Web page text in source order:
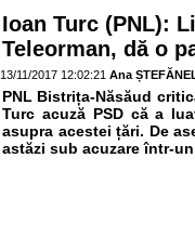
Ioan Turc (PNL):
Teleorman, dă o
13/11/2017 12:02:21 Ana
PNL Bistrița-Năsăud
Turc acuză PSD că a
asupra acestei țări. De
astăzi sub acuzare într-